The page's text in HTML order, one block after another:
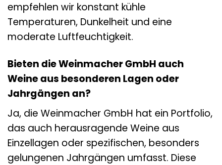
empfehlen wir konstant kühle
Temperaturen, Dunkelheit und eine
moderate Luftfeuchtigkeit.
Bieten die Weinmacher GmbH auch
Weine aus besonderen Lagen oder
Jahrgängen an?
Ja, die Weinmacher GmbH hat ein Portfolio,
das auch herausragende Weine aus
Einzellagen oder spezifischen, besonders
gelungenen Jahrgängen umfasst. Diese